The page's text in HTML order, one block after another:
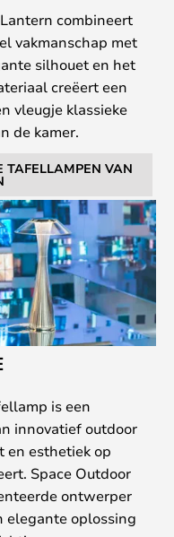
combineert
vakmanschap met
silhouet en het
creëert een
vleugje klassieke
de kamer.
TAFELLAMPEN VAN
is een
innovatief outdoor
esthetiek op
Space Outdoor
ontwerper
elegante oplossing